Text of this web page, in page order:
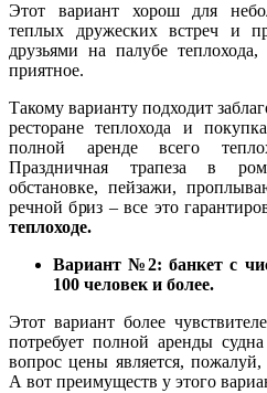
Этот вариант хорош для
теплых дружеских встреч и
друзьями на палубе
приятное.
Такому варианту подходит
ресторане теплохода и
полной аренде всего
Праздничная трапеза в
обстановке, пейзажи,
речной бриз – все это
теплоходе.
Вариант №2: банкет с
100 человек и более.
Этот вариант более
потребует полной аренды
вопрос цены является,
А вот преимуществ у этого